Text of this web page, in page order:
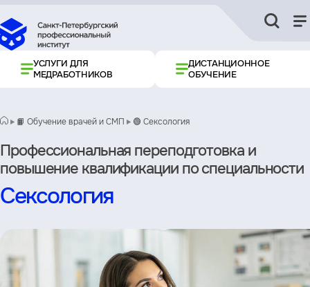
УСЛУГИ ДЛЯ
МЕДРАБОТНИКОВ
ДИСТАНЦИОННОЕ
ОБУЧЕНИЕ
📙 Обучение врачей и СМП 🟢 Сексология
Профессиональная переподготовка и
повышение квалификации по специальности
Сексология